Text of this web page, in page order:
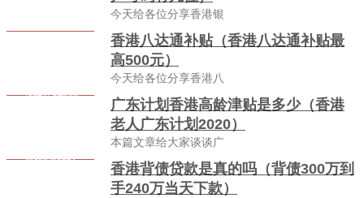
今天给各位分享香港银
香港八达通补贴（香港八达通补贴最
高500元）
今天给各位分享香港八
广东计划香港高龄津贴是多少（香港
老人广东计划2020）
本篇文章给大家谈谈广
香港背债贷款是真的吗（背债300万到
手240万当天下款）